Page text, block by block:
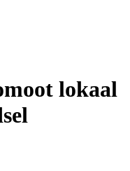
lokaal